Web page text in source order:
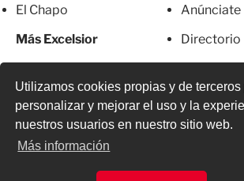
Utilizamos cookies propias y de terceros
personalizar y mejorar el uso y la
nuestros usuarios en nuestro sitio web.
Más información
El Chapo
Más Excelsior
Anúnciate
Directorio
© 2026 Todos los derechos reservados.
o parcial, incluyendo cualquier medio